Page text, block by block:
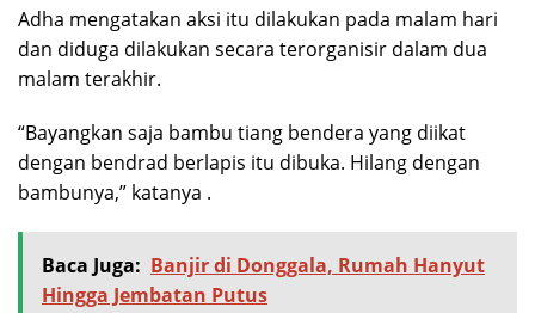
Adha mengatakan aksi itu dilakukan pada malam hari
dan diduga dilakukan secara terorganisir dalam dua
malam terakhir.
“Bayangkan saja bambu tiang bendera yang diikat
dengan bendrad berlapis itu dibuka. Hilang dengan
bambunya,” katanya .
Baca Juga: Banjir di Donggala, Rumah Hanyut
Hingga Jembatan Putus